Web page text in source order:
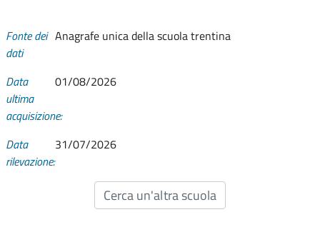
Fonte dei
dati
Anagrafe unica della scuola trentina
Data
ultima
acquisizione:
01/08/2026
Data
rilevazione:
31/07/2026
Cerca un'altra scuola